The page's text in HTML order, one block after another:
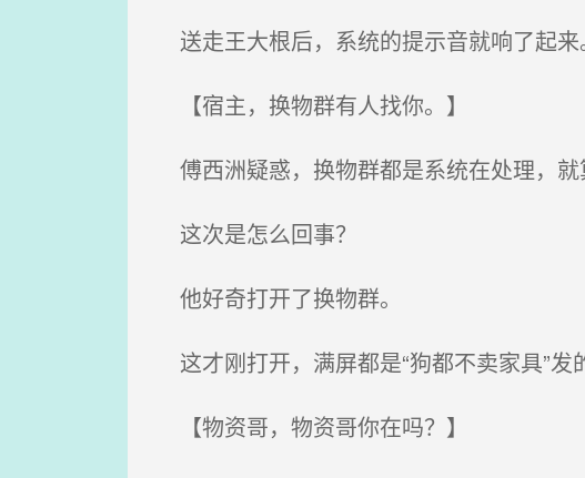
送走王大根后，系统的提示音就响了起来
【宿主，换物群有人找你。】
傅西洲疑惑，换物群都是系统在处理，就
这次是怎么回事？
他好奇打开了换物群。
这才刚打开，满屏都是“狗都不卖家具”发
【物资哥，物资哥你在吗？】